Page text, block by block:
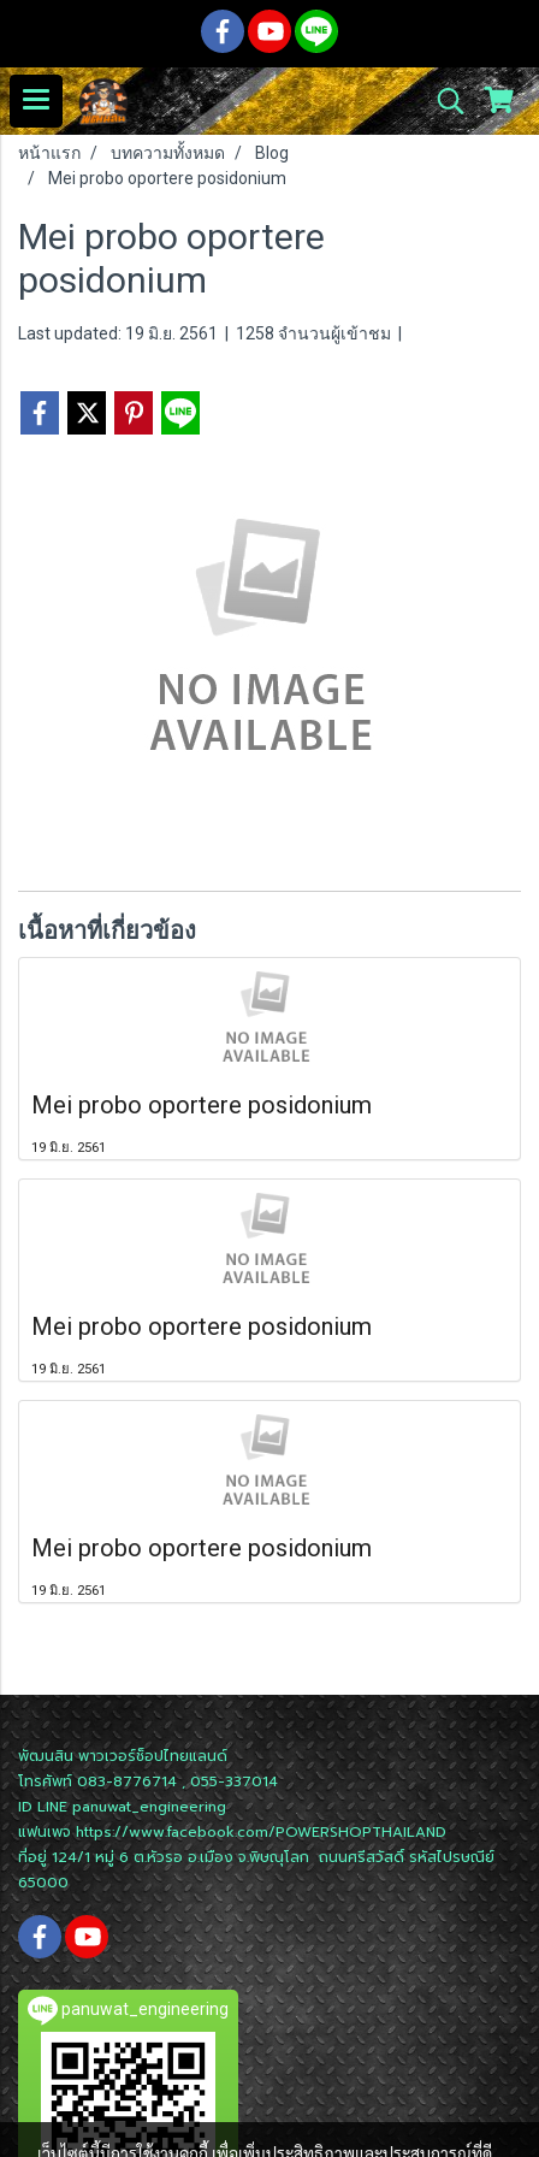
หน้าแรก บทความทั้งหมด
Blog
Mei probo oportere posidonium
Mei probo oportere
posidonium
Last updated: 19 มิ.ย. 2561 1258 จำนวนผู้เข้าชม
เนื้อหาที่เกี่ยวข้อง
Mei probo oportere posidonium
19 มิ.ย. 2561
Mei probo oportere posidonium
19 มิ.ย. 2561
Mei probo oportere posidonium
19 มิ.ย. 2561
พัฒนสิน พาวเวอร์ช็อปไทยแลนด์
โทรศัพท์ 083-8776714 , 055-337014
ID LINEpanuwat_engineering
แฟนเพจhttps://www.facebook.com/POWERSHOPTHAILAND
ที่อยู่ 124/1 หมู่ 6 ต.หัวรอ อ.เมือง จ.พิษณุโลก ถนนศรีสวัสดิ์ รหัสไปรษณีย์
65000
panuwat_engineering